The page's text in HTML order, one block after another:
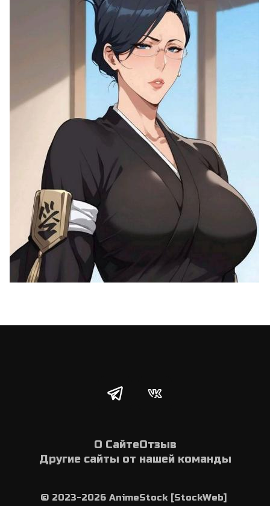
О СайтеОтзыв
Другие сайты от нашей команды
© 2023-2026 AnimeStock [StockWeb]